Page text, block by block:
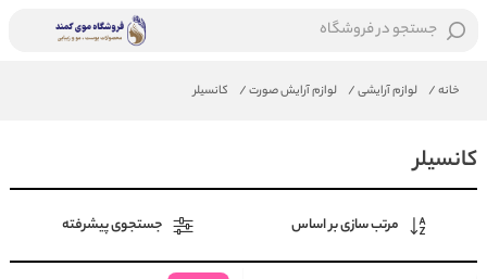
جستجو در فروشگاه
خانه/ لوازم آرایشی/ لوازم آرایش صورت/ کانسیلر
کانسیلر
مرتب سازی بر اساس جستجوی پیشرفته